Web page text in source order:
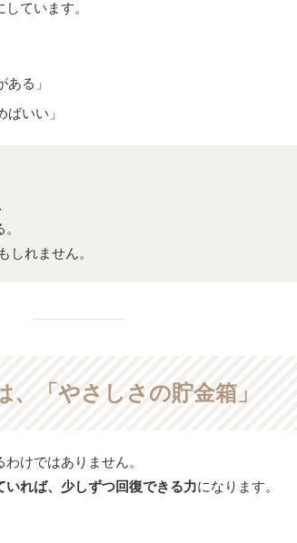
しています。
る」
いい」
れません。
「やさしさの貯金箱」
けではありません。
れば、少しずつ回復できる力になります。